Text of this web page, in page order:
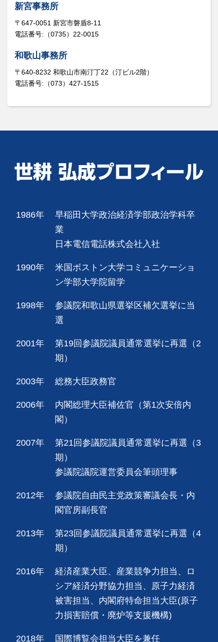
新宮事務所
〒647-0051 新宮市磐盾8-11
電話番号:（0735）22-0015
和歌山事務所
〒640-8232 和歌山市南汀丁22（汀ビル2階）
電話番号:（073）427-1515
1986年
早稲田大学政治経済学部政治学科卒
業
日本電信電話株式会社入社
1990年
米国ボストン大学コミュニケーショ
ン学部大学院留学
1998年
参議院和歌山県選挙区補欠選挙に当
選
2001年
第19回参議院議員通常選挙に再選（2
期）
2003年 総務大臣政務官
2006年
内閣総理大臣補佐官（第1次安倍内
閣）
2007年
第21回参議院議員通常選挙に再選（3
期）
参議院議院運営委員会筆頭理事
2012年
参議院自由民主党政策審議会長・内
閣官房副長官
2013年
第23回参議院議員通常選挙に再選（4
期）
2016年
経済産業大臣、産業競争力担当、ロ
シア経済分野協力担当、原子力経済
被害担当、内閣府特命担当大臣(原子
力損害賠償・廃炉等支援機構)
2018年 国際博覧会担当大臣を兼任